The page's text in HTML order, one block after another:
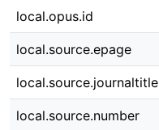
local.opus.id
local.source.epage
local.source.journaltitle
local.source.number